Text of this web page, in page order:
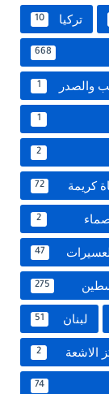
تركيا 10
668
والصدر 1
1
2
كريمة 72
2
47
275
لبنان 51
الاشعة 2
74